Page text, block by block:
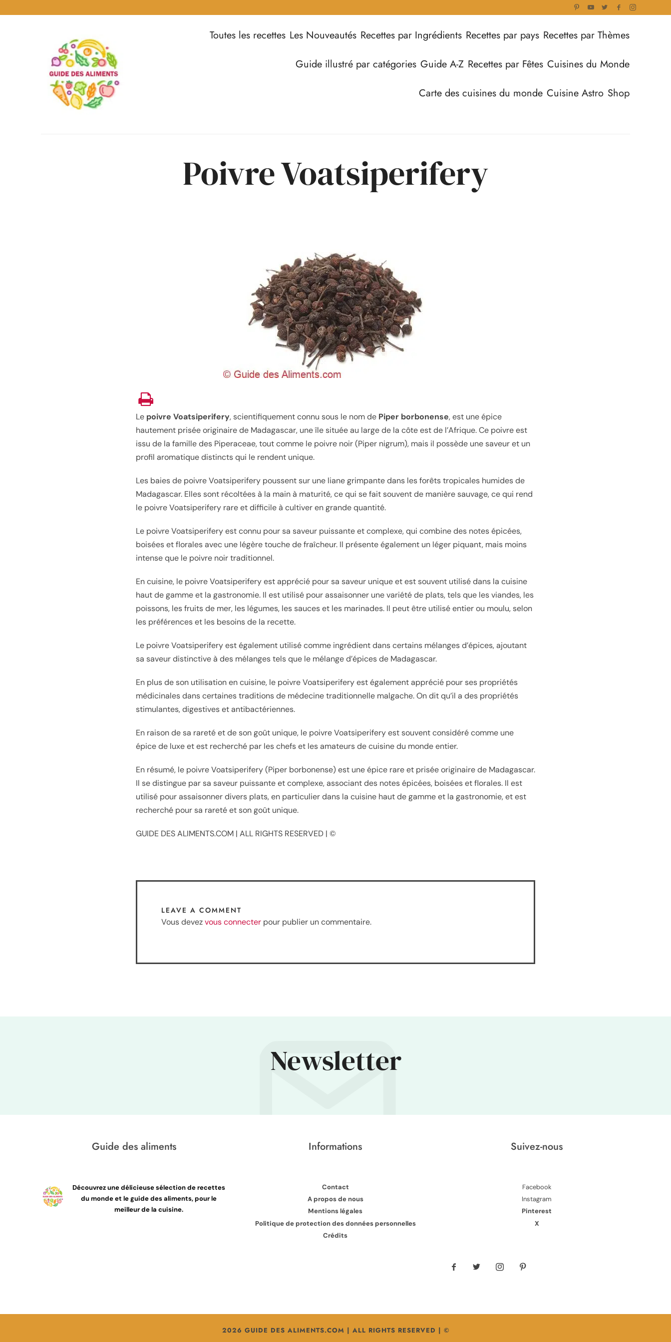
Guide
des
Aliments
Toutes les recettes Les Nouveautés Recettes par Ingrédients Recettes par pays Recettes par Thèmes
Guide illustré par catégories Guide A-Z Recettes par Fêtes Cuisines du Monde
Carte des cuisines du monde Cuisine Astro Shop
Poivre Voatsiperifery
Le poivre Voatsiperifery, scientifiquement connu sous le nom de Piper borbonense, est une épice
hautement prisée originaire de Madagascar, une île située au large de la côte est de l’Afrique. Ce poivre est
issu de la famille des Piperaceae, tout comme le poivre noir (Piper nigrum), mais il possède une saveur et un
profil aromatique distincts qui le rendent unique.
Les baies de poivre Voatsiperifery poussent sur une liane grimpante dans les forêts tropicales humides de
Madagascar. Elles sont récoltées à la main à maturité, ce qui se fait souvent de manière sauvage, ce qui rend
le poivre Voatsiperifery rare et difficile à cultiver en grande quantité.
Le poivre Voatsiperifery est connu pour sa saveur puissante et complexe, qui combine des notes épicées,
boisées et florales avec une légère touche de fraîcheur. Il présente également un léger piquant, mais moins
intense que le poivre noir traditionnel.
En cuisine, le poivre Voatsiperifery est apprécié pour sa saveur unique et est souvent utilisé dans la cuisine
haut de gamme et la gastronomie. Il est utilisé pour assaisonner une variété de plats, tels que les viandes, les
poissons, les fruits de mer, les légumes, les sauces et les marinades. Il peut être utilisé entier ou moulu, selon
les préférences et les besoins de la recette.
Le poivre Voatsiperifery est également utilisé comme ingrédient dans certains mélanges d’épices, ajoutant
sa saveur distinctive à des mélanges tels que le mélange d’épices de Madagascar.
En plus de son utilisation en cuisine, le poivre Voatsiperifery est également apprécié pour ses propriétés
médicinales dans certaines traditions de médecine traditionnelle malgache. On dit qu’il a des propriétés
stimulantes, digestives et antibactériennes.
En raison de sa rareté et de son goût unique, le poivre Voatsiperifery est souvent considéré comme une
épice de luxe et est recherché par les chefs et les amateurs de cuisine du monde entier.
En résumé, le poivre Voatsiperifery (Piper borbonense) est une épice rare et prisée originaire de Madagascar.
Il se distingue par sa saveur puissante et complexe, associant des notes épicées, boisées et florales. Il est
utilisé pour assaisonner divers plats, en particulier dans la cuisine haut de gamme et la gastronomie, et est
recherché pour sa rareté et son goût unique.
GUIDE DES ALIMENTS.COM | ALL RIGHTS RESERVED | ©
LEAVE A COMMENT
Vous devezvous connecter pour publier un commentaire.
Newsletter
Guide des aliments
Découvrez une délicieuse sélection de recettes
du monde et le guide des aliments, pour le
meilleur de la cuisine.
Informations
Contact
A propos de nous
Mentions légales
Politique de protection des données personnelles
Crédits
Suivez-nous
Facebook
Instagram
Pinterest
X
2026 GUIDE DES ALIMENTS.COM | ALL RIGHTS RESERVED | ©